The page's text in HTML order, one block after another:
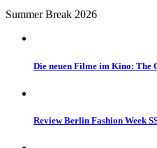
Summer Break 2026
Die neuen Filme im Kino: The
Review Berlin Fashion Week